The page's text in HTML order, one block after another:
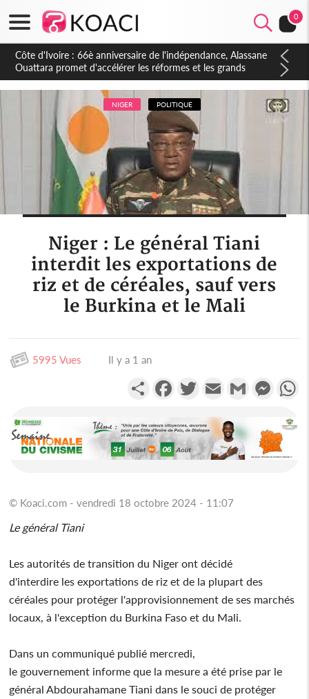
0
Côte d'Ivoire : 66è anniversaire de l'indépendance, Alassane
Ouattara promet d'accélérer les réformes et les grands
investissements pour une nation plus forte et plus prospère
NIGER POLITIQUE
Niger : Le général Tiani
interdit les exportations de
riz et de céréales, sauf vers
le Burkina et le Mali
5995 Vues Il y a 1 an
PartagerFacebookTwitterEmail Gmail
© Koaci.com - vendredi 18 octobre 2024 - 11:07
Le général Tiani
Les autorités de transition du Niger ont décidé
d'interdire les exportations de riz et de la plupart des
céréales pour protéger l'approvisionnement de ses marchés
locaux, à l'exception du Burkina Faso et du Mali.
Dans un communiqué publié mercredi,
le gouvernement informe que la mesure a été prise par le
général Abdourahamane Tiani dans le souci de protéger